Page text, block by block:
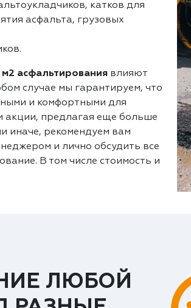
катков для
асфальта, грузовых
м2 асфальтирования влияют
случае мы гарантируем, что
и комфортными для
акции, предлагая еще больше
иначе, рекомендуем вам
и лично обсудить все
В том числе стоимость и
ЛЮБОЙ